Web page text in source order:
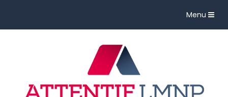
Toggle
Menu